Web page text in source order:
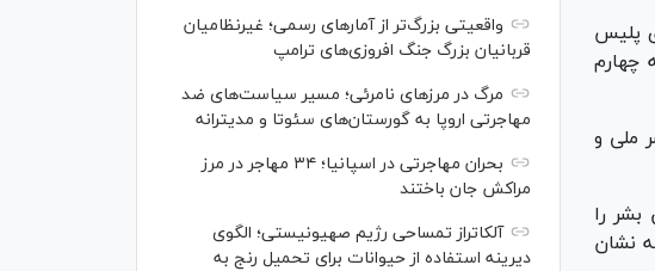
پلیس
چهارم
ملی و
بشر را
نشان
واقعیتی بزرگ‌تر از آمار‌های رسمی؛ غیرنظامیان
قربانیان بزرگ جنگ افروزی‌های ترامپ
مرگ در مرز‌های نامرئی؛ مسیر سیاست‌های ضد
مهاجرتی اروپا به گورستان‌های سئوتا و مدیترانه
بحران مهاجرتی در اسپانیا؛ ۳۴ مهاجر در مرز
مراکش جان باختند
آلکاتراز تمساحی رژیم صهیونیستی؛ الگوی
دیرینه استفاده از حیوانات برای تحمیل رنج به